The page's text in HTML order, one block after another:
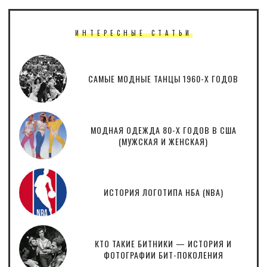
ИНТЕРЕСНЫЕ СТАТЬИ
САМЫЕ МОДНЫЕ ТАНЦЫ 1960-Х ГОДОВ
МОДНАЯ ОДЕЖДА 80-Х ГОДОВ В США
(МУЖСКАЯ И ЖЕНСКАЯ)
ИСТОРИЯ ЛОГОТИПА НБА (NBA)
КТО ТАКИЕ БИТНИКИ — ИСТОРИЯ И
ФОТОГРАФИИ БИТ-ПОКОЛЕНИЯ